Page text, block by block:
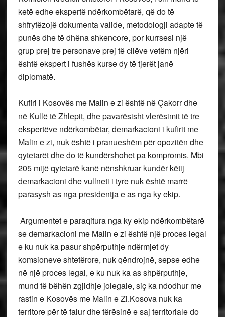
ketë edhe ekspertë ndërkombëtarë, që do të
shfrytëzojë dokumenta valide, metodologji adapte të
punës dhe të dhëna shkencore, por kurrsesi një
grup prej tre personave prej të cilëve vetëm njëri
është ekspert i fushës kurse dy të tjerët janë
diplomatë.
Kufiri i Kosovës me Malin e zi është në Çakorr dhe
në Kullë të Zhlepit, dhe pavarësisht vlerësimit të tre
ekspertëve ndërkombëtar, demarkacioni i kufirit me
Malin e zi, nuk është i pranueshëm për opozitën dhe
qytetarët dhe do të kundërshohet pa kompromis. Mbi
205 mijë qytetarë kanë nënshkruar kundër këtij
demarkacioni dhe vullneti i tyre nuk është marrë
parasysh as nga presidentja e as nga ky ekip.
Argumentet e paraqitura nga ky ekip ndërkombëtarë
se demarkacioni me Malin e zi është një proces legal
e ku nuk ka pasur shpërputhje ndërmjet dy
komsioneve shtetërore, nuk qëndrojnë, sepse edhe
në një proces legal, e ku nuk ka as shpërputhje,
mund të bëhën zgjidhje jolegale, siç ka ndodhur me
rastin e Kosovës me Malin e Zi.Kosova nuk ka
territore për të falur dhe tërësinë e saj territoriale do